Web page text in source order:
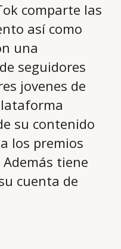
comparte las
así como
una
seguidores
jovenes de
su contenido
los premios
tiene
cuenta de